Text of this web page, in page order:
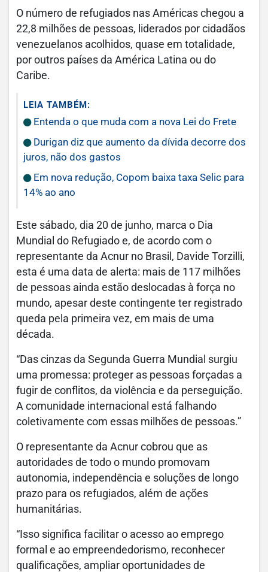
O número de refugiados nas Américas chegou a
22,8 milhões de pessoas, liderados por cidadãos
venezuelanos acolhidos, quase em totalidade,
por outros países da América Latina ou do
Caribe.
LEIA TAMBÉM:
Entenda o que muda com a nova Lei do Frete
Durigan diz que aumento da dívida decorre dos
juros, não dos gastos
Em nova redução, Copom baixa taxa Selic para
14% ao ano
Este sábado, dia 20 de junho, marca o Dia
Mundial do Refugiado e, de acordo com o
representante da Acnur no Brasil, Davide Torzilli,
esta é uma data de alerta: mais de 117 milhões
de pessoas ainda estão deslocadas à força no
mundo, apesar deste contingente ter registrado
queda pela primeira vez, em mais de uma
década.
“Das cinzas da Segunda Guerra Mundial surgiu
uma promessa: proteger as pessoas forçadas a
fugir de conflitos, da violência e da perseguição.
A comunidade internacional está falhando
coletivamente com essas milhões de pessoas.”
O representante da Acnur cobrou que as
autoridades de todo o mundo promovam
autonomia, independência e soluções de longo
prazo para os refugiados, além de ações
humanitárias.
“Isso significa facilitar o acesso ao emprego
formal e ao empreendedorismo, reconhecer
qualificações, ampliar oportunidades de